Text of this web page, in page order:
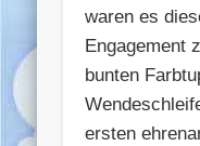
waren es
Engagement
bunten
ersten